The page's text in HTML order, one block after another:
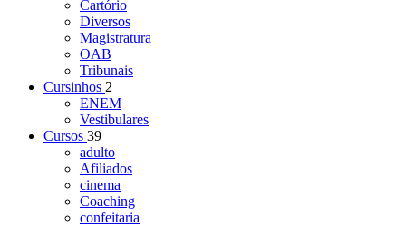
Cartório
Diversos
Magistratura
OAB
Tribunais
Cursinhos 2
ENEM
Vestibulares
Cursos 39
adulto
Afiliados
cinema
Coaching
confeitaria